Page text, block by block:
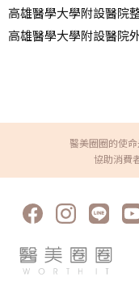
高雄醫學大學附設醫院
高雄醫學大學附設醫院
醫美圈圈的使
協助消費